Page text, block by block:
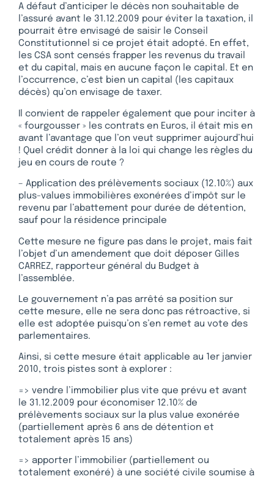
A défaut d’anticiper le décès non souhaitable de
l’assuré avant le 31.12.2009 pour éviter la taxation, il
pourrait être envisagé de saisir le Conseil
Constitutionnel si ce projet était adopté. En effet,
les CSA sont censés frapper les revenus du travail
et du capital, mais en aucune façon le capital. Et en
l’occurrence, c’est bien un capital (les capitaux
décès) qu’on envisage de taxer.
Il convient de rappeler également que pour inciter à
« fourgousser » les contrats en Euros, il était mis en
avant l’avantage que l’on veut supprimer aujourd’hui
! Quel crédit donner à la loi qui change les règles du
jeu en cours de route ?
– Application des prélèvements sociaux (12.10%) aux
plus-values immobilières exonérées d’impôt sur le
revenu par l’abattement pour durée de détention,
sauf pour la résidence principale
Cette mesure ne figure pas dans le projet, mais fait
l’objet d’un amendement que doit déposer Gilles
CARREZ, rapporteur général du Budget à
l’assemblée.
Le gouvernement n’a pas arrêté sa position sur
cette mesure, elle ne sera donc pas rétroactive, si
elle est adoptée puisqu’on s’en remet au vote des
parlementaires.
Ainsi, si cette mesure était applicable au 1er janvier
2010, trois pistes sont à explorer :
=> vendre l’immobilier plus vite que prévu et avant
le 31.12.2009 pour économiser 12.10% de
prélèvements sociaux sur la plus value exonérée
(partiellement après 6 ans de détention et
totalement après 15 ans)
=> apporter l’immobilier (partiellement ou
totalement exonéré) à une société civile soumise à